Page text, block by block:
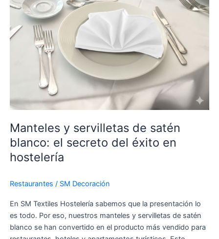
Manteles y servilletas de satén
blanco: el secreto del éxito en
hostelería
Restaurantes / SM Decoración
En SM Textiles Hostelería sabemos que la presentación lo
es todo. Por eso, nuestros manteles y servilletas de satén
blanco se han convertido en el producto más vendido para
de
satén
blanco:
el
hostelería